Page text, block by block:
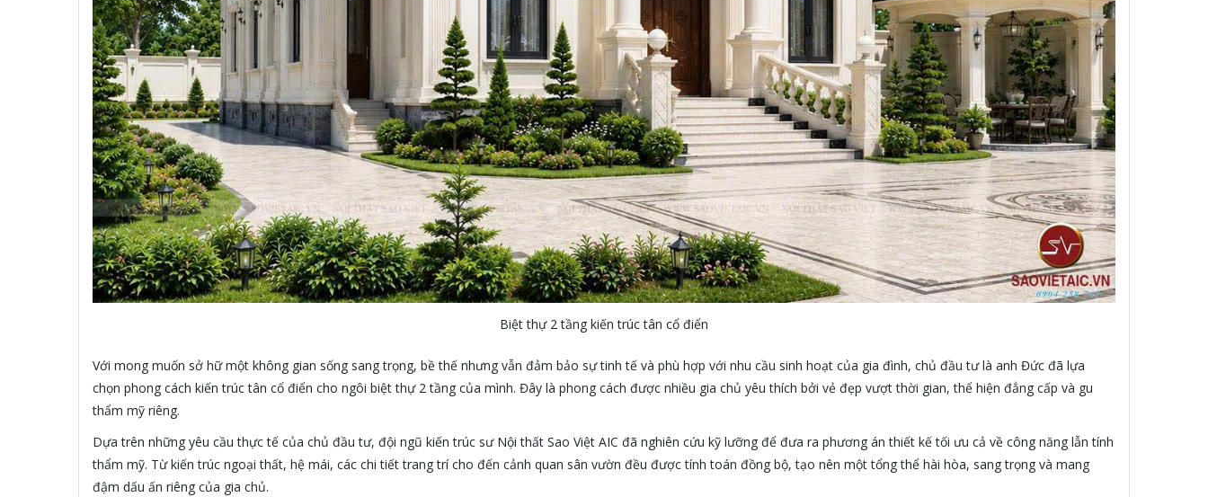
Biệt thự 2 tầng kiến trúc tân cổ điển
Với mong muốn sở hữ một không gian sống sang trọng, bề thế nhưng vẫn đảm bảo sự tinh tế và phù hợp với nhu cầu sinh hoạt của gia đình, chủ đầu tư là anh Đức đã lựa
chọn phong cách kiến trúc tân cổ điển cho ngôi biệt thự 2 tầng của mình. Đây là phong cách được nhiều gia chủ yêu thích bởi vẻ đẹp vượt thời gian, thể hiện đẳng cấp và gu
thẩm mỹ riêng.
Dựa trên những yêu cầu thực tế của chủ đầu tư, đội ngũ kiến trúc sư Nội thất Sao Việt AIC đã nghiên cứu kỹ lưỡng để đưa ra phương án thiết kế tối ưu cả về công năng lẫn tính
thẩm mỹ. Từ kiến trúc ngoại thất, hệ mái, các chi tiết trang trí cho đến cảnh quan sân vườn đều được tính toán đồng bộ, tạo nên một tổng thể hài hòa, sang trọng và mang
đậm dấu ấn riêng của gia chủ.